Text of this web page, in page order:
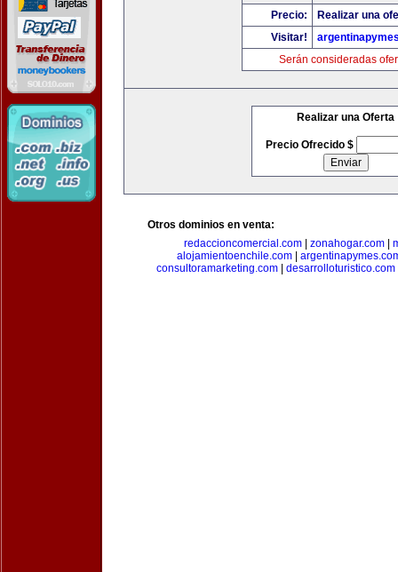
Precio:
Realizar una
Visitar!
Serán consideradas
Realizar una Oferta
Precio Ofrecido $
Otros dominios en venta:
redaccioncomercial.com
zonahogar.com
alojamientoenchile.com
consultoramarketing.com
desarrolloturistico.com